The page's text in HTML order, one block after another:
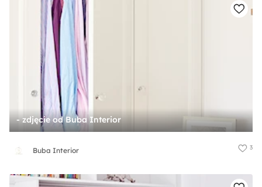
- zdjęcie od Buba Interior
Buba Interior 3